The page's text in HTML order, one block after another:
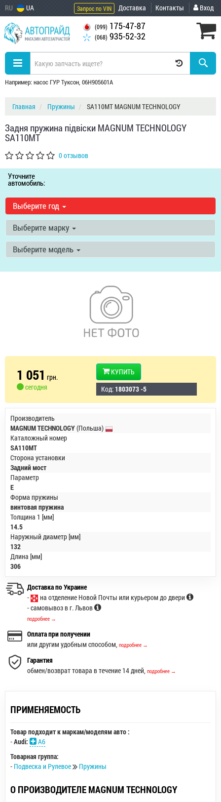
RU UA Запрос по VIN Доставка Контакты Вход
(099) 175-47-87
(068) 935-52-32
Например: насос ГУР Туксон, 06H905601A
Главная Пружины SA110MT MAGNUM TECHNOLOGY
Задня пружина підвіски MAGNUM TECHNOLOGY
SA110MT
0 отзывов
Уточните
автомобиль:
Выберите год
Выберите марку
Выберите модель
1 051 грн.
сегодня
КУПИТЬ
Код: 1803073 -5
Производитель
MAGNUM TECHNOLOGY(Польша)
Каталожный номер
SA110MT
Сторона установки
Задний мост
Параметр
E
Форма пружины
винтовая пружина
Толщина 1 [мм]
14.5
Наружный диаметр [мм]
132
Длина [мм]
306
Доставка по Украине
-
на отделение Новой Почты или курьером до двери
- самовывоз в г. Львов
подробнее →
Оплата при получении
или другим удобным способом, подробнее →
Гарантия
обмен/возврат товара в течение 14 дней, подробнее →
ПРИМЕНЯЕМОСТЬ
Товар подходит к маркам/моделям авто :
-Audi:
A6
Товарная группа:
- Подвеска и Рулевое Пружины
О ПРОИЗВОДИТЕЛЕ MAGNUM TECHNOLOGY